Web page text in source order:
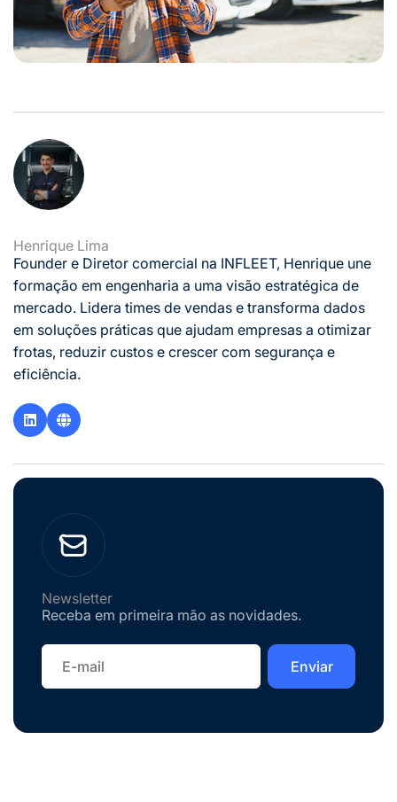
Henrique Lima
Founder e Diretor comercial na INFLEET, Henrique une
formação em engenharia a uma visão estratégica de
mercado. Lidera times de vendas e transforma dados
em soluções práticas que ajudam empresas a otimizar
frotas, reduzir custos e crescer com segurança e
eficiência.
Newsletter
Receba em primeira mão as novidades.